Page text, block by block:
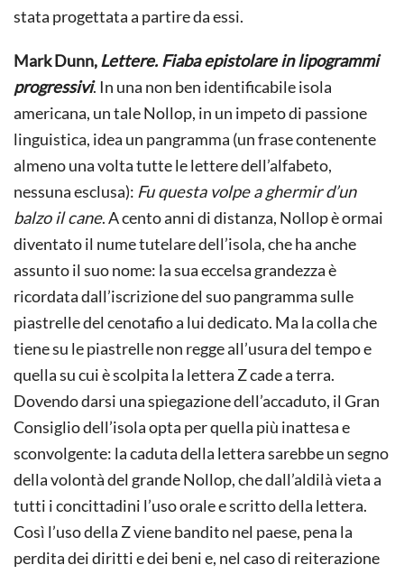
stata progettata a partire da essi.
Mark Dunn,Lettere. Fiaba epistolare in lipogrammi
progressivi. In una non ben identificabile isola
americana, un tale Nollop, in un impeto di passione
linguistica, idea un pangramma (un frase contenente
almeno una volta tutte le lettere dell’alfabeto,
nessuna esclusa): Fu questa volpe a ghermir d’un
balzo il cane. A cento anni di distanza, Nollop è ormai
diventato il nume tutelare dell’isola, che ha anche
assunto il suo nome: la sua eccelsa grandezza è
ricordata dall’iscrizione del suo pangramma sulle
piastrelle del cenotafio a lui dedicato. Ma la colla che
tiene su le piastrelle non regge all’usura del tempo e
quella su cui è scolpita la lettera Z cade a terra.
Dovendo darsi una spiegazione dell’accaduto, il Gran
Consiglio dell’isola opta per quella più inattesa e
sconvolgente: la caduta della lettera sarebbe un segno
della volontà del grande Nollop, che dall’aldilà vieta a
tutti i concittadini l’uso orale e scritto della lettera.
Così l’uso della Z viene bandito nel paese, pena la
perdita dei diritti e dei beni e, nel caso di reiterazione